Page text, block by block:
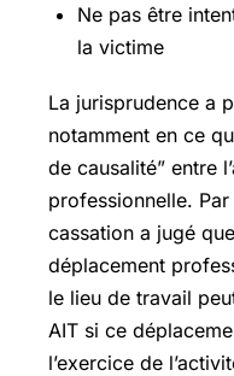
Ne pas être
la victime
La jurisprudence a
notamment en ce
de causalité” entre
professionnelle.
cassation a jugé
déplacement
le lieu de travail
AIT si ce
l’exercice de